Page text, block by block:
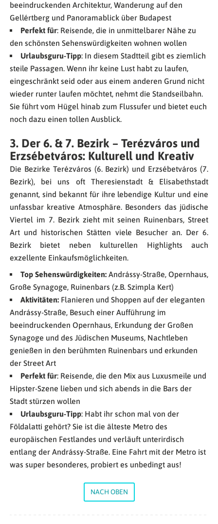
beeindruckenden Architektur, Wanderung auf den
Gellértberg und Panoramablick über Budapest
Perfekt für: Reisende, die in unmittelbarer Nähe zu
den schönsten Sehenswürdigkeiten wohnen wollen
Urlaubsguru-Tipp: In diesem Stadtteil gibt es ziemlich
steile Passagen. Wenn ihr keine Lust habt zu laufen,
eingeschränkt seid oder aus einem anderen Grund nicht
wieder runter laufen möchtet, nehmt die Standseilbahn.
Sie führt vom Hügel hinab zum Flussufer und bietet euch
noch dazu einen tollen Ausblick.
3. Der 6. & 7. Bezirk – Terézváros und
Erzsébetváros: Kulturell und Kreativ
Die Bezirke Terézváros (6. Bezirk) und Erzsébetváros (7.
Bezirk), bei uns oft Theresienstadt & Elisabethstadt
genannt, sind bekannt für ihre lebendige Kultur und eine
unfassbar kreative Atmosphäre. Besonders das jüdische
Viertel im 7. Bezirk zieht mit seinen Ruinenbars, Street
Art und historischen Stätten viele Besucher an. Der 6.
Bezirk bietet neben kulturellen Highlights auch
exzellente Einkaufsmöglichkeiten.
Top Sehenswürdigkeiten: Andrássy-Straße, Opernhaus,
Große Synagoge, Ruinenbars (z.B. Szimpla Kert)
Aktivitäten: Flanieren und Shoppen auf der eleganten
Andrássy-Straße, Besuch einer Aufführung im
beeindruckenden Opernhaus, Erkundung der Großen
Synagoge und des Jüdischen Museums, Nachtleben
genießen in den berühmten Ruinenbars und erkunden
der Street Art
Perfekt für: Reisende, die den Mix aus Luxusmeile und
Hipster-Szene lieben und sich abends in die Bars der
Stadt stürzen wollen
Urlaubsguru-Tipp: Habt ihr schon mal von der
Földalatti gehört? Sie ist die älteste Metro des
europäischen Festlandes und verläuft unterirdisch
entlang der Andrássy-Straße. Eine Fahrt mit der Metro ist
was super besonderes, probiert es unbedingt aus!
NACH OBEN